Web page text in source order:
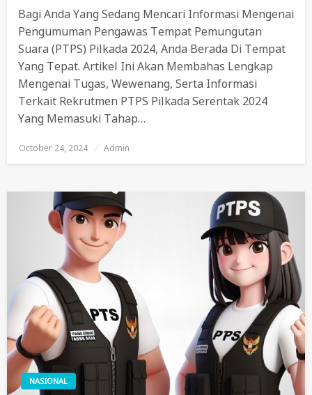
Bagi Anda Yang Sedang Mencari Informasi Mengenai
Pengumuman Pengawas Tempat Pemungutan
Suara (PTPS) Pilkada 2024, Anda Berada Di Tempat
Yang Tepat. Artikel Ini Akan Membahas Lengkap
Mengenai Tugas, Wewenang, Serta Informasi
Terkait Rekrutmen PTPS Pilkada Serentak 2024
Yang Memasuki Tahap…
Posted
October 24, 2024 Admin
NASIONAL